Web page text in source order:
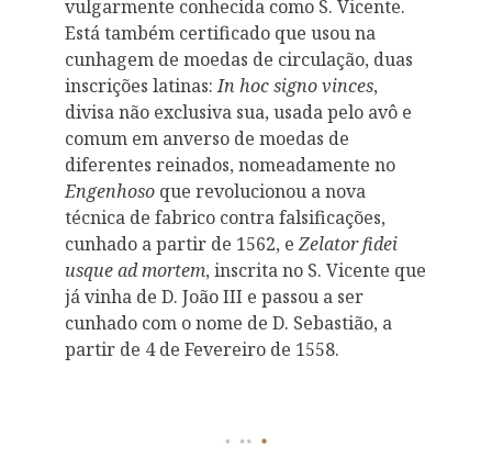
vulgarmente conhecida como S. Vicente.
Está também certificado que usou na
cunhagem de moedas de circulação, duas
inscrições latinas: In hoc signo vinces,
divisa não exclusiva sua, usada pelo avô e
comum em anverso de moedas de
diferentes reinados, nomeadamente no
Engenhoso que revolucionou a nova
técnica de fabrico contra falsificações,
cunhado a partir de 1562, eZelator fidei
usque ad mortem, inscrita no S. Vicente que
já vinha de D. João III e passou a ser
cunhado com o nome de D. Sebastião, a
partir de 4 de Fevereiro de 1558.